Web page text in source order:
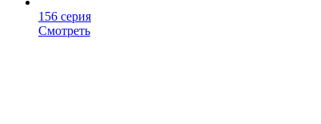
156 серия
Смотреть